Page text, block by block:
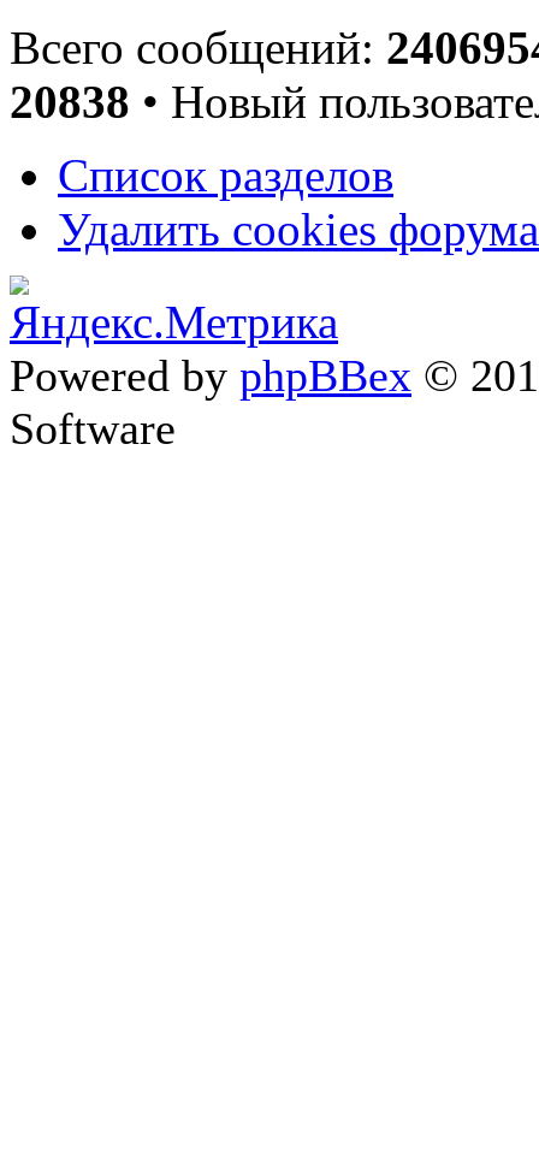
Всего сообщений:
20838 • Новый
Список разделов
Удалить cookies форума
Powered by phpBBex ©
Software